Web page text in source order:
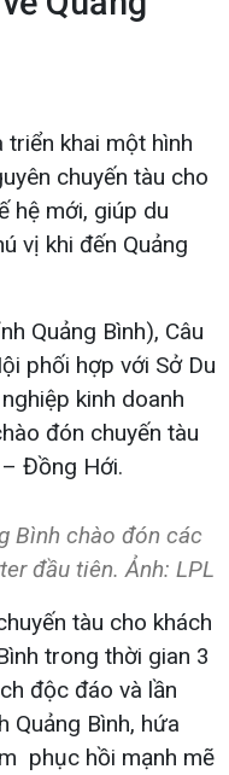
triển khai một hình
chuyến tàu cho
hệ mới, giúp du
vị khi đến Quảng
Quảng Bình), Câu
phối hợp với Sở Du
kinh doanh
đón chuyến tàu
Đồng Hới.
Bình chào đón các
đầu tiên. Ảnh: LPL
tàu cho khách
trong thời gian 3
độc đáo và lần
Quảng Bình, hứa
phục hồi mạnh mẽ